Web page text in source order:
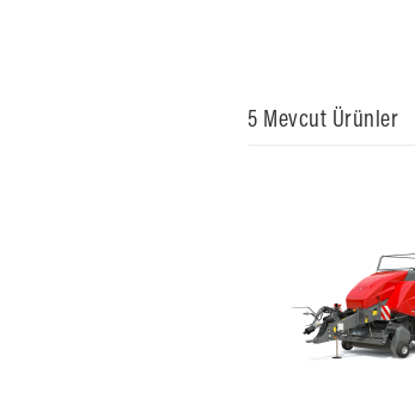
5 Mevcut Ürünler
Toplama
Düzeni İş
Genişliği (mm)
2.250